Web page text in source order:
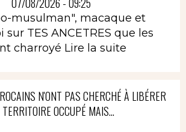
musulman", macaque et
TES ANCETRES que les
charroyé Lire la suite
N'ONT PAS CHERCHÉ À LIBÉRER
OCCUPÉ MAIS...